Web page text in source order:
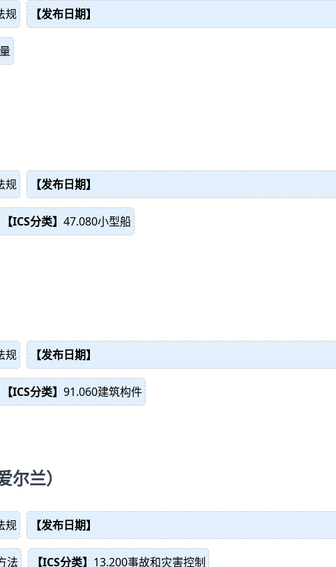
规 【发布日期】
规 【发布日期】
【ICS分类】 47.080小型船
规 【发布日期】
【ICS分类】 91.060建筑构件
兰）
规 【发布日期】
法 【ICS分类】 13.200事故和灾害控制